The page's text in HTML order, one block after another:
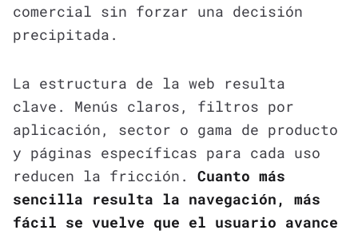
comercial sin forzar una decisión
precipitada.
La estructura de la web resulta
clave. Menús claros, filtros por
aplicación, sector o gama de producto
y páginas específicas para cada uso
reducen la fricción. Cuanto más
sencilla resulta la navegación, más
fácil se vuelve que el usuario avance